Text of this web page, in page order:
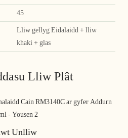
45
Lliw gellyg Eidalaidd + lliw
khaki + glas
Lliw Plât
Unlliw